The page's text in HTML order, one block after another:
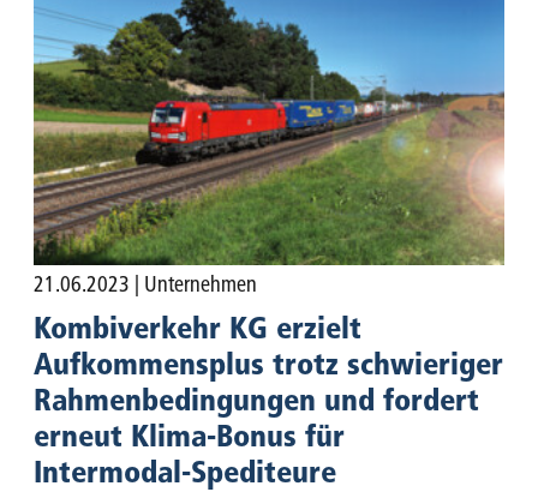
21.06.2023 | Unternehmen
Kombiverkehr KG erzielt
Aufkommensplus trotz schwieriger
Rahmenbedingungen und fordert
erneut Klima-Bonus für
Intermodal-Spediteure